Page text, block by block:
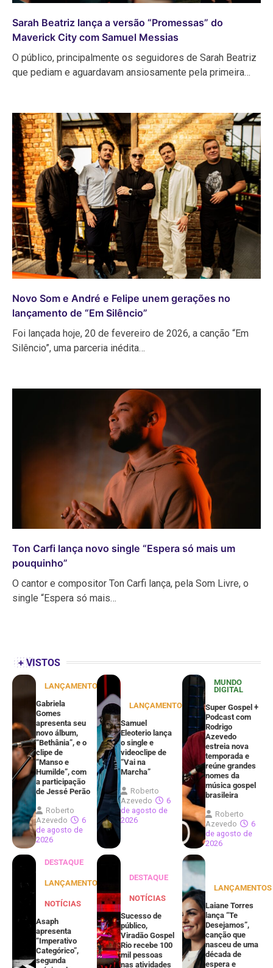
Sarah Beatriz lança a versão “Promessas” do
Maverick City com Samuel Messias
O público, principalmente os seguidores de Sarah Beatriz
que pediam e aguardavam ansiosamente pela primeira…
Novo Som e André e Felipe unem gerações no
lançamento de “Em Silêncio”
Foi lançada hoje, 20 de fevereiro de 2026, a canção “Em
Silêncio”, uma parceria inédita…
Ton Carfi lança novo single “Espera só mais um
pouquinho”
O cantor e compositor Ton Carfi lança, pela Som Livre, o
single “Espera só mais…
+ VISTOS
LANÇAMENTOS
Gabriela
Gomes
apresenta seu
novo álbum,
“Bethânia”, e o
clipe de
“Manso e
Humilde”, com
a participação
de Jessé Perão
Roberto
Azevedo
6
de agosto de
2026
LANÇAMENTOS
Samuel
Eleoterio lança
o single e
videoclipe de
“Vai na
Marcha”
Roberto
Azevedo
6
de agosto de
2026
MUNDO
DIGITAL
Super Gospel +
Podcast com
Rodrigo
Azevedo
estreia nova
temporada e
reúne grandes
nomes da
música gospel
brasileira
Roberto
Azevedo
6
de agosto de
2026
DESTAQUE
LANÇAMENTOS
NOTÍCIAS
Asaph
apresenta
“Imperativo
Categórico”,
segunda
DESTAQUE
NOTÍCIAS
Sucesso de
público,
Viradão Gospel
Rio recebe 100
mil pessoas
nas atividades
LANÇAMENTOS
Laiane Torres
lança “Te
Desejamos”,
canção que
nasceu de uma
década de
espera e